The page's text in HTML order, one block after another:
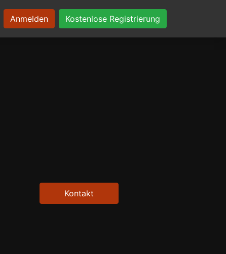
Anmelden Kostenlose Registrierung
Kontakt